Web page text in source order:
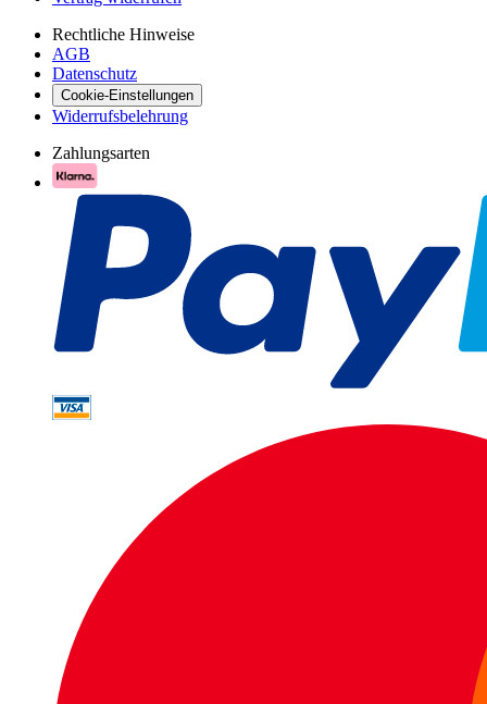
Rechtliche Hinweise
AGB
Datenschutz
Cookie-Einstellungen
Widerrufsbelehrung
Zahlungsarten